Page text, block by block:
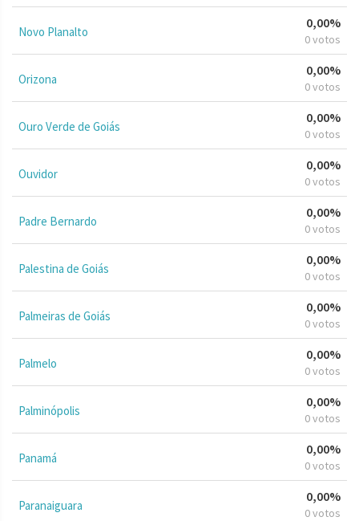
Novo Planalto
0,00%
0 votos
Orizona
0,00%
0 votos
Ouro Verde de Goiás
0,00%
0 votos
Ouvidor
0,00%
0 votos
Padre Bernardo
0,00%
0 votos
Palestina de Goiás
0,00%
0 votos
Palmeiras de Goiás
0,00%
0 votos
Palmelo
0,00%
0 votos
Palminópolis
0,00%
0 votos
Panamá
0,00%
0 votos
Paranaiguara
0,00%
0 votos